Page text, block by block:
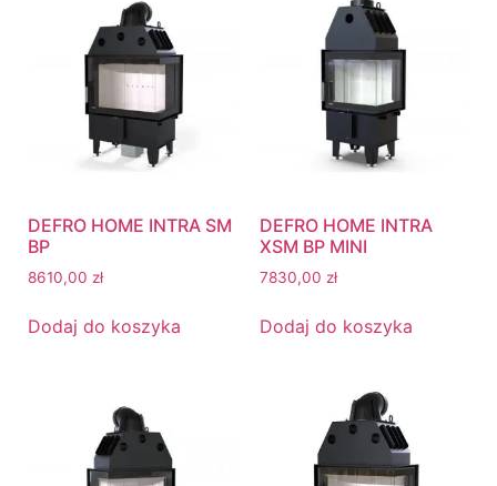
DEFRO HOME INTRA SM
BP
8610,00 zł
Dodaj do koszyka
DEFRO HOME INTRA
XSM BP MINI
7830,00 zł
Dodaj do koszyka